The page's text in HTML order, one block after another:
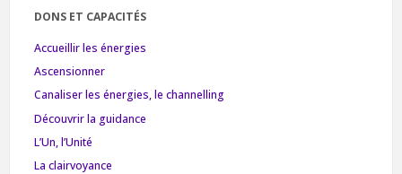
DONS ET CAPACITÉS
Accueillir les énergies
Ascensionner
Canaliser les énergies, le channelling
Découvrir la guidance
L’Un, l’Unité
La clairvoyance